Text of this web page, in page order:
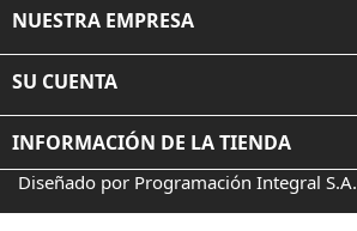
NUESTRA EMPRESA
SU CUENTA
INFORMACIÓN DE LA TIENDA
Diseñado por Programación Integral S.A.